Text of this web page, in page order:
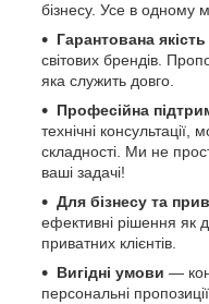
бізнесу. Усе в одному
Гарантована якість
світових брендів.
яка служить довго.
Професійна
технічні консультації,
складності. Ми не
ваші задачі!
Для бізнесу та
ефективні рішення як
приватних клієнтів.
Вигідні умови —
персональні